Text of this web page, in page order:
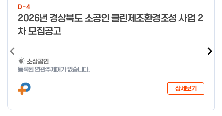
D-4
2026년 경상북도 소공인 클린제조환경조성 사업 2
차 모집공고
소상공인
등록된 연관주제어가 없습니다.
상세보기